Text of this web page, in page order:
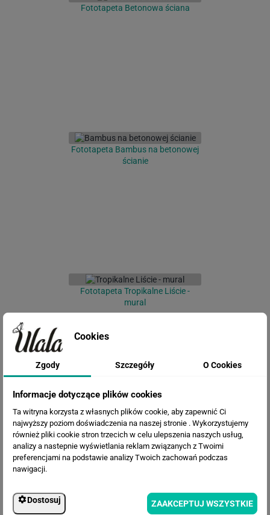
Fototapeta Betonowa ściana
Fototapeta Bambus na betonowej
ścianie
Fototapeta Tropikalne Liście -
mural
Fototapeta Centrum Handlowe
Cookies
Zgody Szczegóły O Cookies
Informacje dotyczące plików cookies
Ta witryna korzysta z własnych plików cookie, aby zapewnić Ci
najwyższy poziom doświadczenia na naszej stronie . Wykorzystujemy
również pliki cookie stron trzecich w celu ulepszenia naszych usług,
analizy a nastepnie wyświetlania reklam związanych z Twoimi
preferencjami na podstawie analizy Twoich zachowań podczas
nawigacji.
Dostosuj ZAAKCEPTUJ WSZYSTKIE